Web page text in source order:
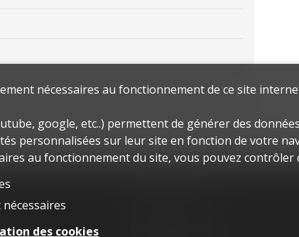
nécessaires au fonctionnement de ce site
google, etc..) permettent de générer des
personnalisées sur leur site en fonction de votre
au fonctionnement du site, vous pouvez
des cookies